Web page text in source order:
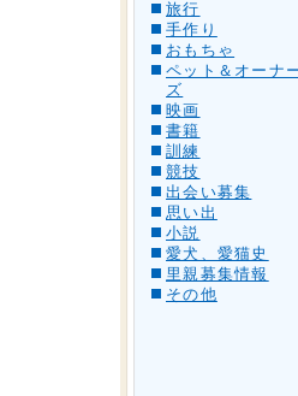
旅行
手作り
おもちゃ
ペット＆オーナ
ズ
映画
書籍
訓練
競技
出会い募集
思い出
小説
愛犬、愛猫史
里親募集情報
その他